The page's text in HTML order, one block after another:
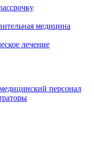
медицина
лечение
персонал